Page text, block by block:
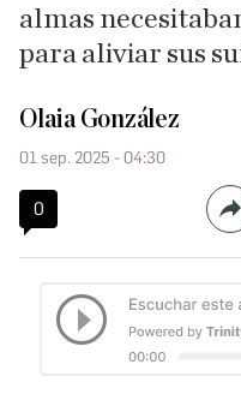
almas
para aliviar sus
Olaia González
01 sep. 2025 - 04:30
0